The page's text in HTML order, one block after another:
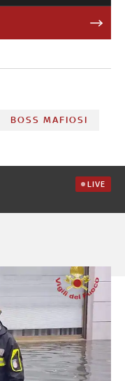
fino a gennaio
È difficile
BOSS MAFIOSI
LIVE